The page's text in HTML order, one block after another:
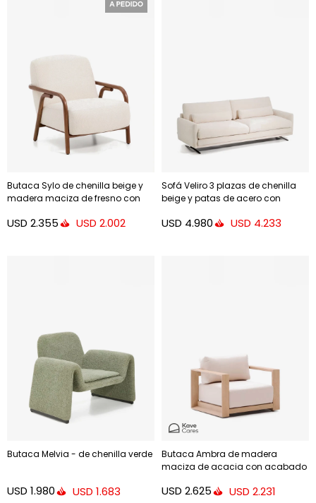
Butaca Sylo de chenilla beige y
madera maciza de fresno con
USD 2.355 USD 2.002
Sofá Veliro 3 plazas de chenilla
beige y patas de acero con
Credit
USD 4.980 USD 4.233
Butaca Melvia - de chenilla verde
USD 1.980 USD 1.683
Butaca Ambra de madera
maciza de acacia con acabado
USD 2.625 USD 2.231